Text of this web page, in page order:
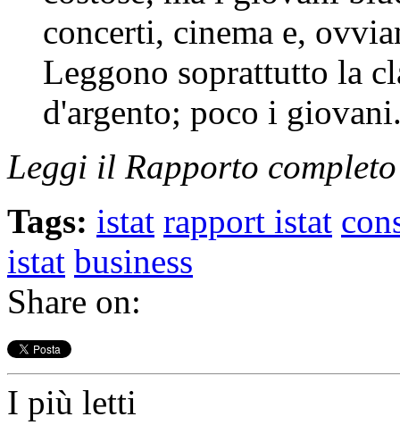
concerti, cinema e,
Leggono soprattutto la
d'argento; poco i
Leggi il Rapporto
Tags: istat rapport istat
istat business
Share on:
I più letti